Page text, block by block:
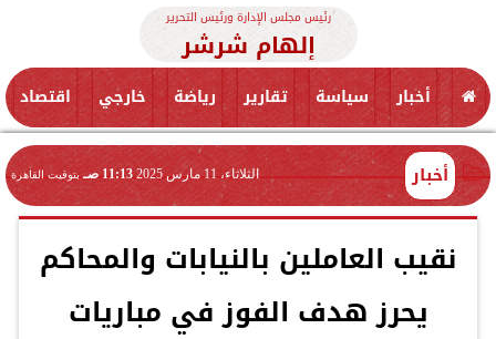
رئيس مجلس الإدارة ورئيس التحرير
إلهام شرشر
أخبار سياسة تقارير رياضة خارجي اقتصاد
أخبار الثلاثاء، 11 مارس 2025 11:13 صـ بتوقيت القاهرة
نقيب العاملين بالنيابات والمحاكم
يحرز هدف الفوز في مباريات